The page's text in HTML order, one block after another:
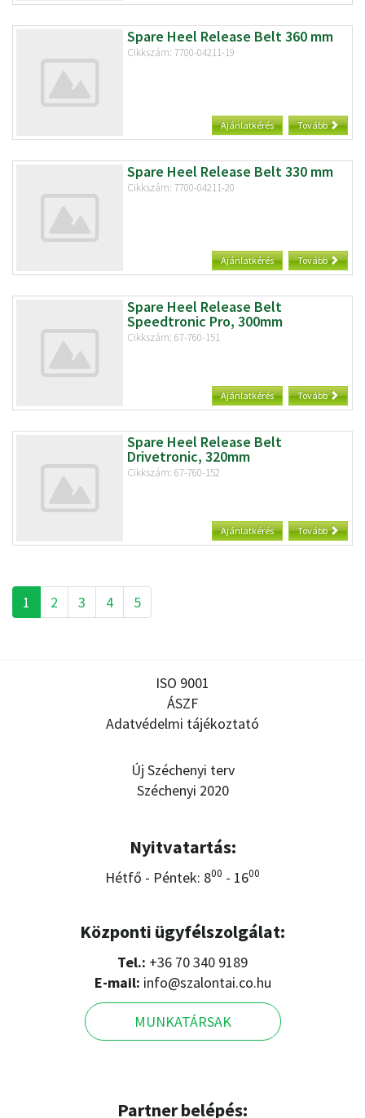
Spare Heel Release Belt 360 mm
Cikkszám: 7700-04211-19
Ajánlatkérés Tovább
Spare Heel Release Belt 330 mm
Cikkszám: 7700-04211-20
Ajánlatkérés Tovább
Spare Heel Release Belt
Speedtronic Pro, 300mm
Cikkszám: 67-760-151
Ajánlatkérés Tovább
Spare Heel Release Belt
Drivetronic, 320mm
Cikkszám: 67-760-152
Ajánlatkérés Tovább
1 2 3 4 5
ISO 9001
ÁSZF
Adatvédelmi tájékoztató
Új Széchenyi terv
Széchenyi 2020
Nyitvatartás:
Hétfő - Péntek: 800 - 1600
Központi ügyfélszolgálat:
Tel.: +36 70 340 9189
E-mail: info@szalontai.co.hu
MUNKATÁRSAK
Partner belépés: